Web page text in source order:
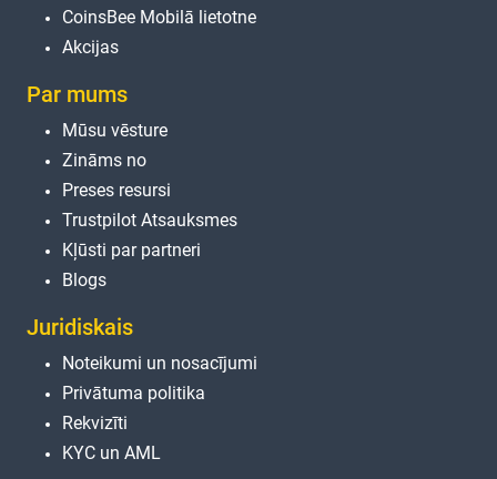
CoinsBee Mobilā lietotne
Akcijas
Par mums
Mūsu vēsture
Zināms no
Preses resursi
Trustpilot Atsauksmes
Kļūsti par partneri
Blogs
Juridiskais
Noteikumi un nosacījumi
Privātuma politika
Rekvizīti
KYC un AML